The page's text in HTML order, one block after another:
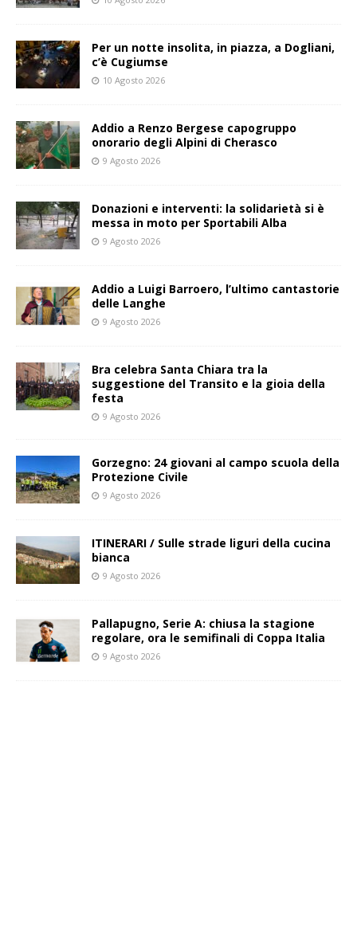
Per un notte insolita, in piazza, a Dogliani,
c’è Cugiumse
10 Agosto 2026
Addio a Renzo Bergese capogruppo
onorario degli Alpini di Cherasco
9 Agosto 2026
Donazioni e interventi: la solidarietà si è
messa in moto per Sportabili Alba
9 Agosto 2026
Addio a Luigi Barroero, l’ultimo cantastorie
delle Langhe
9 Agosto 2026
Bra celebra Santa Chiara tra la
suggestione del Transito e la gioia della
festa
9 Agosto 2026
Gorzegno: 24 giovani al campo scuola della
Protezione Civile
9 Agosto 2026
ITINERARI / Sulle strade liguri della cucina
bianca
9 Agosto 2026
Pallapugno, Serie A: chiusa la stagione
regolare, ora le semifinali di Coppa Italia
9 Agosto 2026